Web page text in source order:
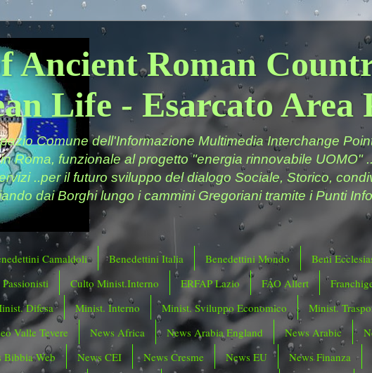
Ancient Roman
Life - Esarcato Area
Comune dell'Informazione Multimedia Interchange
Roma, funzionale al progetto "energia rinnovabile UOMO"
..per il futuro sviluppo del dialogo Sociale, Storico,
dai Borghi lungo i cammini Gregoriani tramite i Punti
Camaldoli Benedettini Italia Benedettini Mondo
Beni
Culto Minist.Interno ERFAP Lazio FAO Allert
Difesa Minist. Interno Minist. Sviluppo Economico
Minist.
Valle Tevere News Africa News Arabia England News Arabic
Bibbia Web News CEI News Cresme News EU
News Finanza